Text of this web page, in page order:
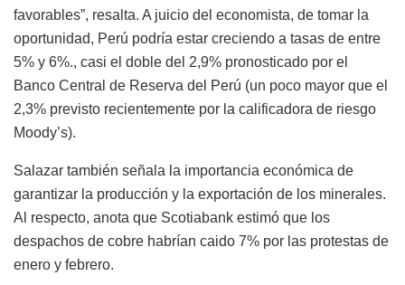
favorables”, resalta. A juicio del economista, de tomar la
oportunidad, Perú podría estar creciendo a tasas de entre
5% y 6%., casi el doble del 2,9% pronosticado por el
Banco Central de Reserva del Perú (un poco mayor que el
2,3% previsto recientemente por la calificadora de riesgo
Moody’s).
Salazar también señala la importancia económica de
garantizar la producción y la exportación de los minerales.
Al respecto, anota que Scotiabank estimó que los
despachos de cobre habrían caido 7% por las protestas de
enero y febrero.